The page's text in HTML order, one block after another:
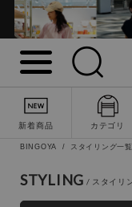
新着商品 カテゴリ
BINGOYA スタイリング一覧
STYLING